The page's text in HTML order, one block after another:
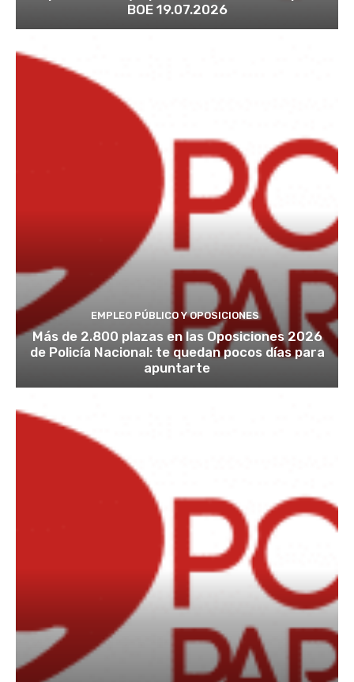
BOE 19.07.2026
EMPLEO PÚBLICO Y OPOSICIONES
Más de 2.800 plazas en las Oposiciones 2026
de Policía Nacional: te quedan pocos días para
apuntarte